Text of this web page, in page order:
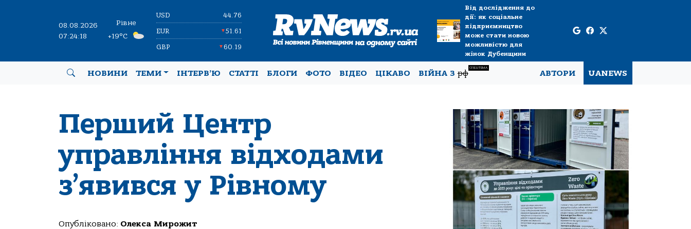
08.08.2026
07:24:18
Рівне
+19°C
USD 44.76
EUR ▼51.61
GBP ▼60.19
Від дослідження до
дії: як соціальне
підприємництво
може стати новою
можливістю для
жінок Дубенщини
НОВИНИ ТЕМИ ІНТЕРВ’Ю СТАТТІ БЛОГИ ФОТО ВІДЕО ЦІКАВО ВІЙНА Зрф
СПЕЦТЕМА
АВТОРИ UANEWS
Перший Центр
управління відходами
з’явився у Рівному
Опубліковано: Олекса Мирожит